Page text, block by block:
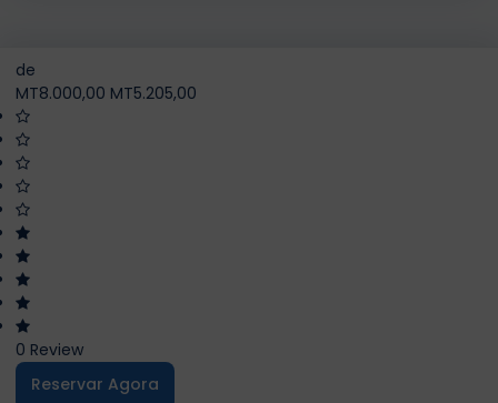
de
MT8.000,00 MT5.205,00
0 Review
Reservar Agora